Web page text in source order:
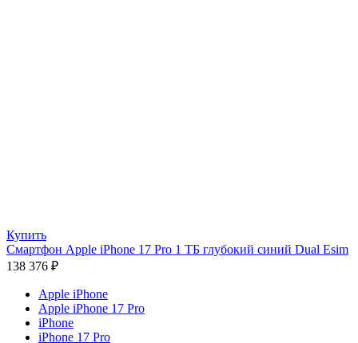
Купить
Смартфон Apple iPhone 17 Pro 1 ТБ глубокий синий Dual Esim
138 376 ₽
Apple iPhone
Apple iPhone 17 Pro
iPhone
iPhone 17 Pro